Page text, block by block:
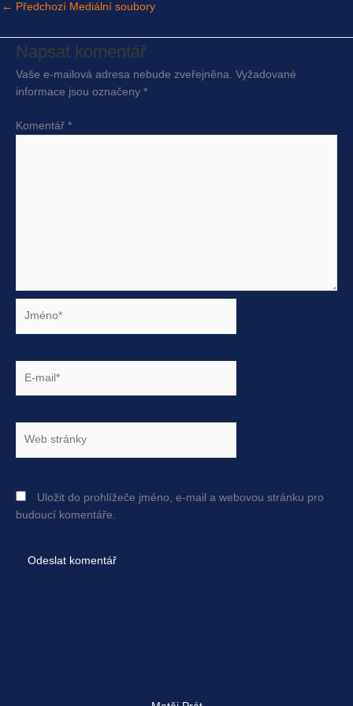
← Předchozí Mediální soubory
Napsat komentář
Vaše e-mailová adresa nebude zveřejněna. Vyžadované
informace jsou označeny *
Komentář *
mail*
Uložit do prohlížeče jméno, e-mail a webovou stránku pro
budoucí komentáře.